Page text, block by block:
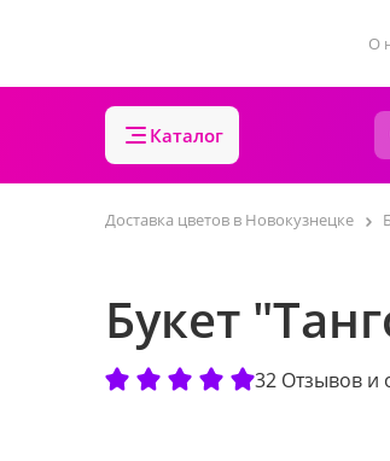
О
Каталог
Доставка цветов в Новокузнецке
Букет
32 Отзывов и